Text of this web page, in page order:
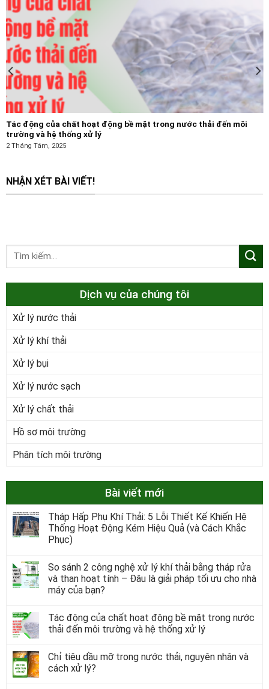
Tác động của chất hoạt động bề mặt trong nước thải đến môi
trường và hệ thống xử lý
2 Tháng Tám, 2025
NHẬN XÉT BÀI VIẾT!
Dịch vụ của chúng tôi
Xử lý nước thải
Xử lý khí thải
Xử lý bụi
Xử lý nước sạch
Xử lý chất thải
Hồ sơ môi trường
Phân tích môi trường
Bài viết mới
Tháp Hấp Phụ Khí Thải: 5 Lỗi Thiết Kế Khiến Hệ
Thống Hoạt Động Kém Hiệu Quả (và Cách Khắc
Phục)
So sánh 2 công nghệ xử lý khí thải bằng tháp rửa
và than hoạt tính – Đâu là giải pháp tối ưu cho nhà
máy của bạn?
Tác động của chất hoạt động bề mặt trong nước
thải đến môi trường và hệ thống xử lý
Chỉ tiêu dầu mỡ trong nước thải, nguyên nhân và
cách xử lý?